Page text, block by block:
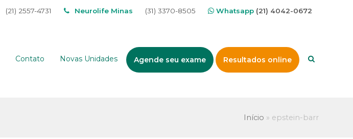
(21) 2557-4731 Neurolife Minas (31) 3370-8505 Whatsapp (21) 4042-0672
Contato Novas Unidades Agende seu exame Resultados online
Início » epstein-barr